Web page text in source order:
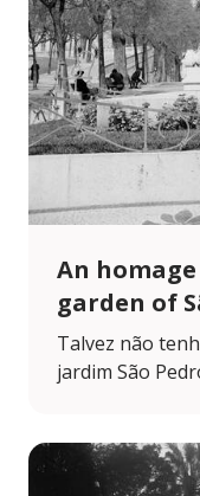
An
garden of
Talvez não
jardim São